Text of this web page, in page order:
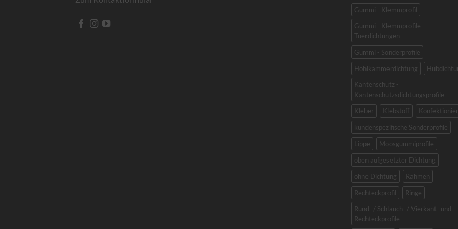
Gummi - Klemmprofil
Gummi - Klemmprofile -
Tuerdichtungen
Gummi - Sonderprofile
Hohlkammerdichtung
Kantenschutz -
Kantenschutzsdichtungsprofile
Kleber
Klebstoff
kundenspezifische Sonderprofile
Lippe
Moosgummiprofile
oben aufgesetzter Dichtung
ohne Dichtung
Rahmen
Rechteckprofil
Ringe
Rund- / Schlauch- / Vierkant- und
Rechteckprofile